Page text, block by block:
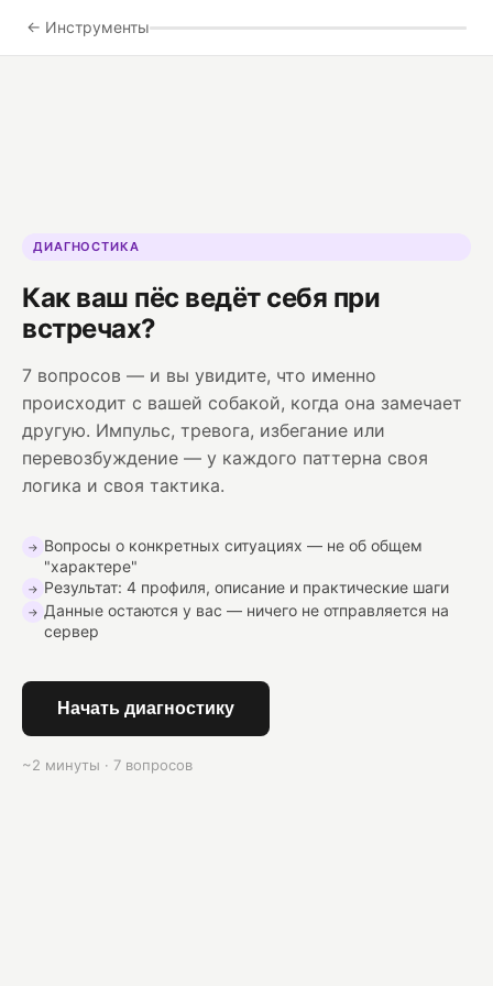
← Инструменты
ДИАГНОСТИКА
Как ваш пёс ведёт себя при
встречах?
7 вопросов — и вы увидите, что именно
происходит с вашей собакой, когда она замечает
другую. Импульс, тревога, избегание или
перевозбуждение — у каждого паттерна своя
логика и своя тактика.
→ Вопросы о конкретных ситуациях — не об общем
"характере"
→ Результат: 4 профиля, описание и практические шаги
→ Данные остаются у вас — ничего не отправляется на
сервер
Начать диагностику
~2 минуты · 7 вопросов